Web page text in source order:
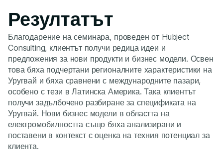
Резултатът
Благодарение на семинара, проведен от Hubject
Consulting, клиентът получи редица идеи и
предложения за нови продукти и бизнес модели. Освен
това бяха подчертани регионалните характеристики на
Уругвай и бяха сравнени с международните пазари,
особено с тези в Латинска Америка. Така клиентът
получи задълбочено разбиране за спецификата на
Уругвай. Нови бизнес модели в областта на
електромобилността също бяха анализирани и
поставени в контекст с оценка на техния потенциал за
клиента.